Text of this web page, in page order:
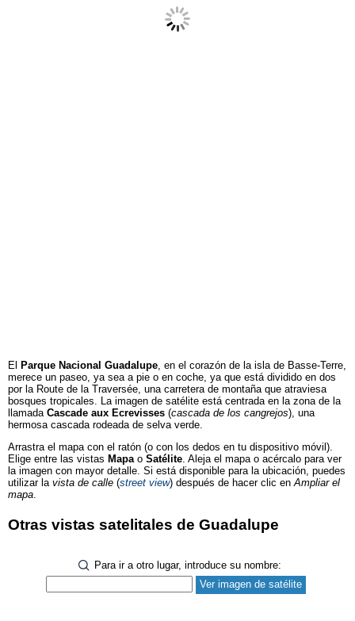
El Parque Nacional Guadalupe , en el corazón de la isla de Basse-Terre,
merece un paseo, ya sea a pie o en coche, ya que está dividido en dos
por la Route de la Traversée, una carretera de montaña que atraviesa
bosques tropicales. La imagen de satélite está centrada en la zona de la
llamada Cascade aux Ecrevisses (cascada de los cangrejos), una
hermosa cascada rodeada de selva verde.
Arrastra el mapa con el ratón (o con los dedos en tu dispositivo móvil).
Elige entre las vistas Mapa o Satélite . Aleja el mapa o acércalo para ver
la imagen con mayor detalle. Si está disponible para la ubicación, puedes
utilizar la vista de calle (street view) después de hacer clic en Ampliar el
mapa
Otras vistas satelitales de Guadalupe
Para ir a otro lugar, introduce su nombre: